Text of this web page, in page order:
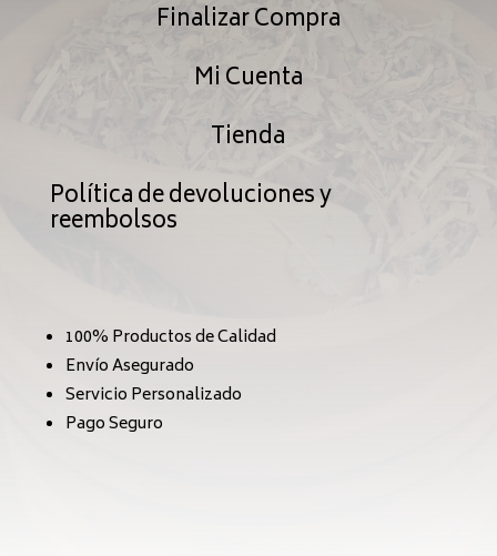
Finalizar Compra
Mi Cuenta
Tienda
Política de devoluciones y
reembolsos
100% Productos de Calidad
Envío Asegurado
Servicio Personalizado
Pago Seguro